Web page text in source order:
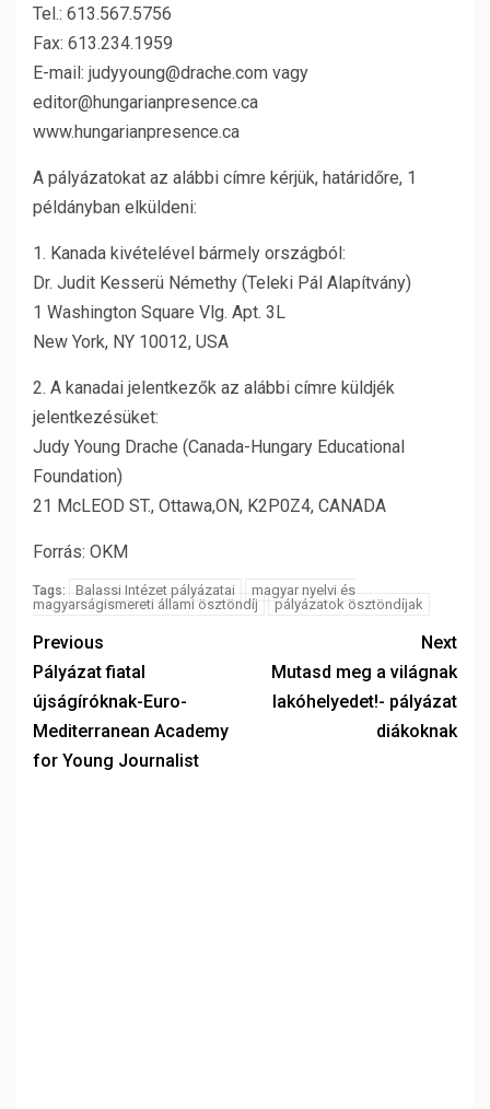
Tel.: 613.567.5756
Fax: 613.234.1959
E-mail: judyyoung@drache.com vagy
editor@hungarianpresence.ca
www.hungarianpresence.ca
A pályázatokat az alábbi címre kérjük, határidőre, 1
példányban elküldeni:
1. Kanada kivételével bármely országból:
Dr. Judit Kesserü Némethy (Teleki Pál Alapítvány)
1 Washington Square Vlg. Apt. 3L
New York, NY 10012, USA
2. A kanadai jelentkezők az alábbi címre küldjék
jelentkezésüket:
Judy Young Drache (Canada-Hungary Educational
Foundation)
21 McLEOD ST., Ottawa,ON, K2P0Z4, CANADA
Forrás: OKM
Tags: Balassi Intézet pályázatai
magyar nyelvi és
magyarságismereti állami ösztöndíj
pályázatok ösztöndíjak
Previous
Pályázat fiatal
újságíróknak-Euro-
Mediterranean Academy
for Young Journalist
Next
Mutasd meg a világnak
lakóhelyedet!- pályázat
diákoknak